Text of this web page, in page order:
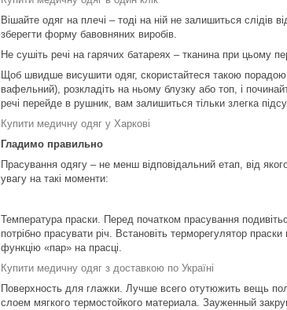
Вішайте одяг на плечі – тоді на ній не залишиться слідів
зберегти форму бавовняних виробів.
Не сушіть речі на гарячих батареях – тканина при цьому
Щоб швидше висушити одяг, скористайтеся такою
вафельний), розкладіть на ньому блузку або топ, і
речі перейде в рушник, вам залишиться тільки злегка
Купити медичну одяг у Харкові
Гладимо правильно
Прасування одягу – не менш відповідальний етап, від
увагу на такі моменти:
Температура праски. Перед початком прасування
потрібно прасувати річ. Встановіть терморегулятор
функцію «пар» на прасці.
Купити медичну одяг з доставкою по Україні
Поверхность для глажки. Лучше всего отутюжить вещь
слоем мягкого термостойкого материала. Зауженный